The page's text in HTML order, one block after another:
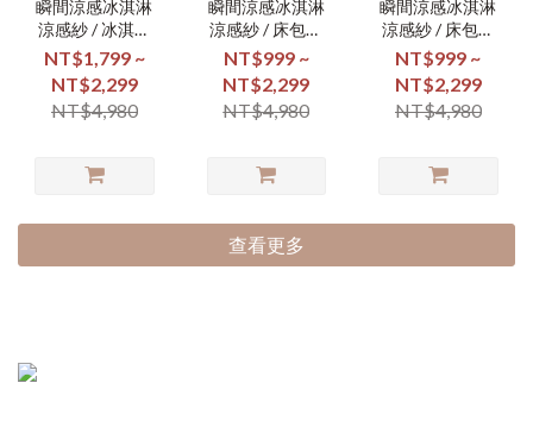
瞬間涼感冰淇淋
涼感紗 / 冰淇淋
床包+冰冰被組
NT$1,799 ~
NT$2,299
NT$4,980
瞬間涼感冰淇淋
涼感紗 / 床包組
【微涼雪月】
NT$999 ~
NT$2,299
NT$4,980
瞬間涼感冰淇淋
涼感紗 / 床包組
【花田詩棠】
NT$999 ~
NT$2,299
NT$4,980
查看更多